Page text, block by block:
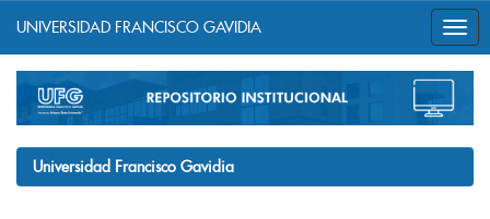
navigation
UNIVERSIDAD FRANCISCO GAVIDIA
Universidad Francisco Gavidia